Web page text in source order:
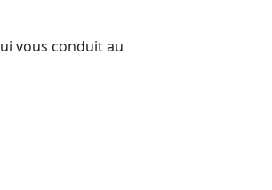
vous conduit au